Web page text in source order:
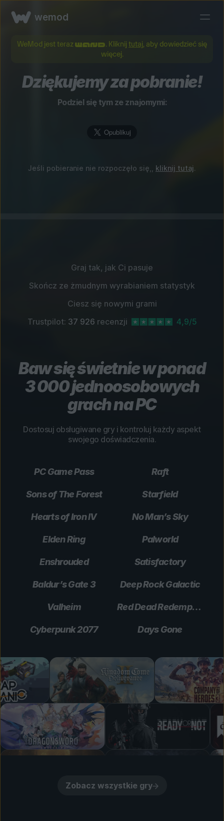
wemod
WeMod jest teraz . Kliknij tutaj , aby dowiedzieć się
więcej.
Dziękujemy za pobranie!
Podziel się tym ze znajomymi:
Jeśli pobieranie nie rozpoczęło się,, kliknij tutaj.
Graj tak, jak Ci pasuje
Skończ ze żmudnym wyrabianiem statystyk
Ciesz się nowymi grami
Trustpilot: 37 926 recenzji 4,9/5
Baw się świetnie w ponad
3 000 jednoosobowych
grach na PC
Dostosuj obsługiwane gry i kontroluj każdy aspekt
swojego doświadczenia.
PC Game Pass Raft
Sons of The Forest Starfield
Hearts of Iron IV No Man’s Sky
Elden Ring Palworld
Enshrouded Satisfactory
Baldur’s Gate 3 Deep Rock Galactic
Valheim Red Dead Redemption 2
Cyberpunk 2077 Days Gone
Zobacz wszystkie gry